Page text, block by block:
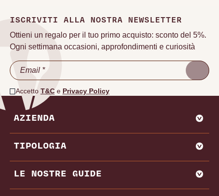
ISCRIVITI ALLA NOSTRA NEWSLETTER
Ottieni un regalo per il tuo primo acquisto: sconto del 5%.
Ogni settimana occasioni, approfondimenti e curiosità
Accetto T&Ce Privacy Policy
AZIENDA
CHI SIAMO
VADEMECUM VINODOO
ENOWEB
VENDI CON NOI
TIPOLOGIA
AGLIANICO
AMARONE
BAROLO
LE NOSTRE GUIDE
MIGLIORI PRODUTTORI E CANTINE ITALIA